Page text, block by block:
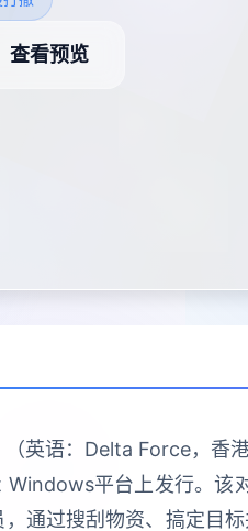
查看预览
（英语：Delta Force，
平台上发行。该
通过搜刮物资、搞定目